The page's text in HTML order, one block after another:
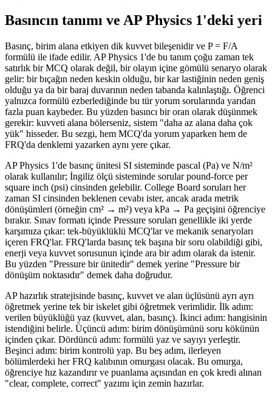
Basıncın tanımı ve AP Physics 1'deki yeri
Basınç, birim alana etkiyen dik kuvvet bileşenidir ve P = F/A
formülü ile ifade edilir. AP Physics 1'de bu tanım çoğu zaman tek
satırlık bir MCQ olarak değil, bir olayın içine gömülü senaryo olarak
gelir: bir bıçağın neden keskin olduğu, bir kar lastiğinin neden geniş
olduğu ya da bir baraj duvarının neden tabanda kalınlaştığı. Öğrenci
yalnızca formülü ezberlediğinde bu tür yorum sorularında yarıdan
fazla puan kaybeder. Bu yüzden basıncı bir oran olarak düşünmek
gerekir: kuvveti alana bölerseniz, sistem "daha az alana daha çok
yük" hisseder. Bu sezgi, hem MCQ'da yorum yaparken hem de
FRQ'da denklemi yazarken aynı yere çıkar.
AP Physics 1'de basınç ünitesi SI sisteminde pascal (Pa) ve N/m²
olarak kullanılır; İngiliz ölçü sisteminde sorular pound-force per
square inch (psi) cinsinden gelebilir. College Board soruları her
zaman SI cinsinden beklenen cevabı ister, ancak arada metrik
dönüşümleri (örneğin cm² → m²) veya kPa → Pa geçişini öğrenciye
bırakır. Sınav formatı içinde Pressure soruları genellikle iki yerde
karşımıza çıkar: tek-büyüklüklü MCQ'lar ve mekanik senaryoları
içeren FRQ'lar. FRQ'larda basınç tek başına bir soru olabildiği gibi,
enerji veya kuvvet sorusunun içinde ara bir adım olarak da istenir.
Bu yüzden "Pressure bir ünitedir" demek yerine "Pressure bir
dönüşüm noktasıdır" demek daha doğrudur.
AP hazırlık stratejisinde basınç, kuvvet ve alan üçlüsünü ayrı ayrı
öğretmek yerine tek bir iskelet gibi öğretmek verimlidir. İlk adım:
verilen büyüklüğü yaz (kuvvet, alan, basınç). İkinci adım: hangisinin
istendiğini belirle. Üçüncü adım: birim dönüşümünü soru kökünün
içinden çıkar. Dördüncü adım: formülü yaz ve sayıyı yerleştir.
Beşinci adım: birim kontrolü yap. Bu beş adım, ilerleyen
bölümlerdeki her FRQ kalıbının omurgası olacak. Bu omurga,
öğrenciye hız kazandırır ve puanlama açısından en çok kredi alınan
"clear, complete, correct" yazımı için zemin hazırlar.